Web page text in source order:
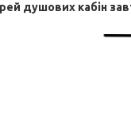
душових кабін